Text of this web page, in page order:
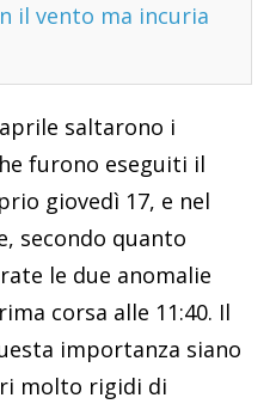
il vento ma incuria
saltarono i
furono eseguiti il
giovedì 17, e nel
secondo quanto
le due anomalie
corsa alle 11:40. Il
importanza siano
molto rigidi di